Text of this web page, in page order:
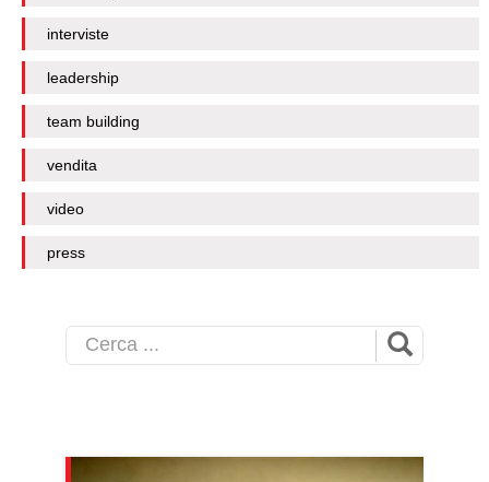
interviste
leadership
team building
vendita
video
press